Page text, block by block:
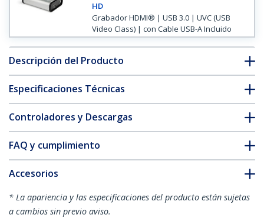
HD
Grabador HDMI® | USB 3.0 | UVC (USB
Video Class) | con Cable USB-A Incluido
Descripción del Producto
Especificaciones Técnicas
Controladores y Descargas
FAQ y cumplimiento
Accesorios
* La apariencia y las especificaciones del producto están sujetas
a cambios sin previo aviso.